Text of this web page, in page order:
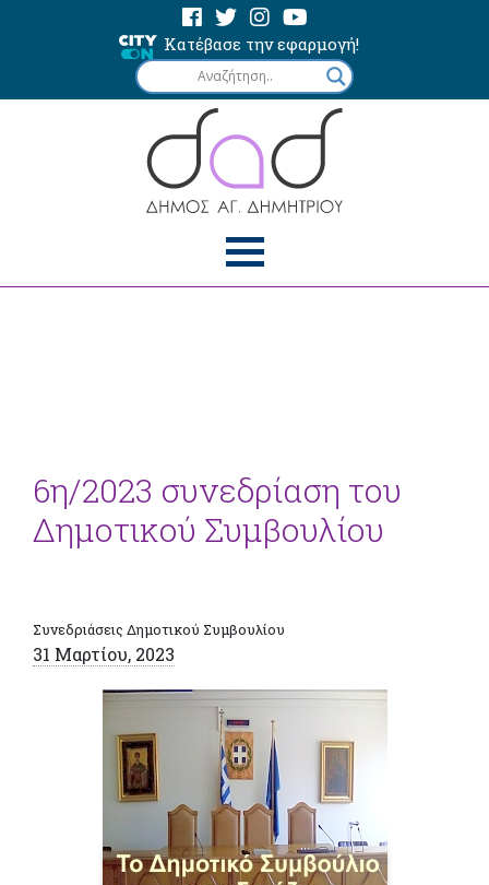
Κατέβασε την εφαρμογή!
6η/2023 συνεδρίαση του
Δημοτικού Συμβουλίου
Συνεδριάσεις Δημοτικού Συμβουλίου
31 Μαρτίου, 2023